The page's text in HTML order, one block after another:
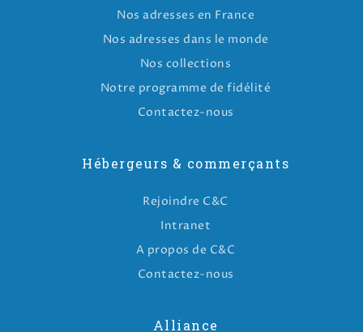
Nos adresses en France
Nos adresses dans le monde
Nos collections
Notre programme de fidélité
Contactez-nous
Hébergeurs & commerçants
Rejoindre C&C
Intranet
A propos de C&C
Contactez-nous
Alliance